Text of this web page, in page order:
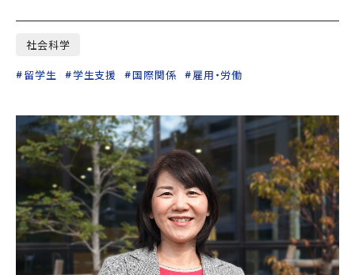
社会科学
留学生
学生支援 国際関係 雇用・労働